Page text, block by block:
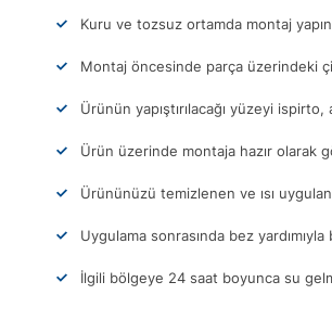
Kuru ve tozsuz ortamda montaj
Montaj öncesinde parça üzerindeki
Ürünün yapıştırılacağı yüzeyi
Ürün üzerinde montaja hazır olarak
Ürününüzü temizlenen ve ısı
Uygulama sonrasında bez yardımıyla
İlgili bölgeye 24 saat boyunca su